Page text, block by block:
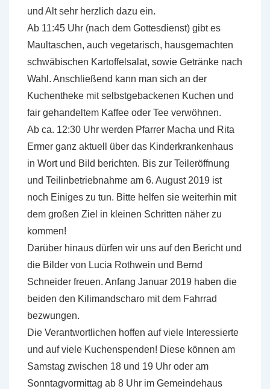
und Alt sehr herzlich dazu ein.
Ab 11:45 Uhr (nach dem Gottesdienst) gibt es
Maultaschen, auch vegetarisch, hausgemachten
schwäbischen Kartoffelsalat, sowie Getränke nach
Wahl. Anschließend kann man sich an der
Kuchentheke mit selbstgebackenen Kuchen und
fair gehandeltem Kaffee oder Tee verwöhnen.
Ab ca. 12:30 Uhr werden Pfarrer Macha und Rita
Ermer ganz aktuell über das Kinderkrankenhaus
in Wort und Bild berichten. Bis zur Teileröffnung
und Teilinbetriebnahme am 6. August 2019 ist
noch Einiges zu tun. Bitte helfen sie weiterhin mit
dem großen Ziel in kleinen Schritten näher zu
kommen!
Darüber hinaus dürfen wir uns auf den Bericht und
die Bilder von Lucia Rothwein und Bernd
Schneider freuen. Anfang Januar 2019 haben die
beiden den Kilimandscharo mit dem Fahrrad
bezwungen.
Die Verantwortlichen hoffen auf viele Interessierte
und auf viele Kuchenspenden! Diese können am
Samstag zwischen 18 und 19 Uhr oder am
Sonntagvormittag ab 8 Uhr im Gemeindehaus